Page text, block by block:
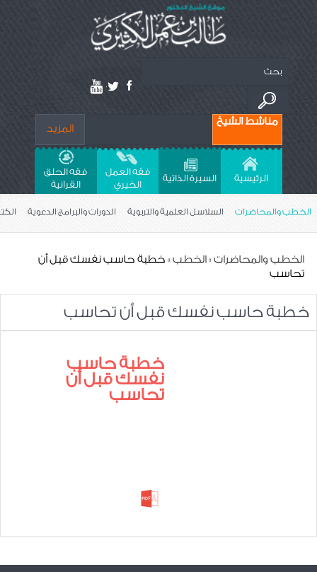
مناشط الشيخ
المزيد
الرئيسية السيرة الذاتية
فقه العمل
الخيري
فقه الحلق
القراَنية
الخطب والمحاضرات السلاسل العلمية والتربوية الدورات والبرامج الدعوية
الخطب والمحاضرات»الخطب» خطبة حاسب نفسك قبل أن
تحاسب
خطبة حاسب نفسك قبل أن تحاسب
خطبة حاسب
نفسك قبل أن
تحاسب